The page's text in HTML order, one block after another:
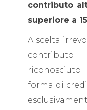
contributo
superiore a
A scelta
forma di